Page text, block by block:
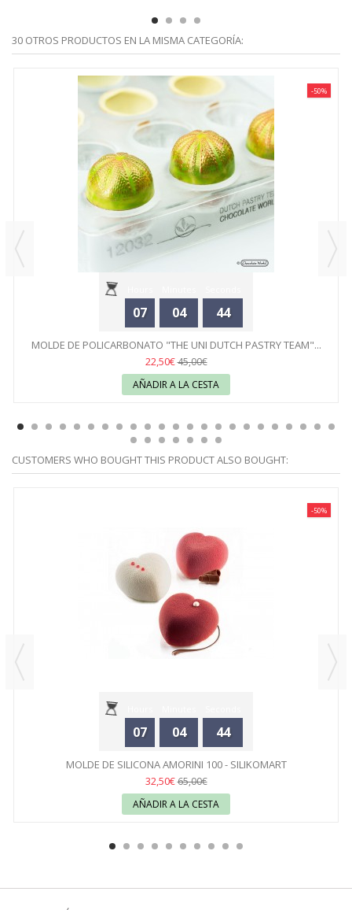
30 OTROS PRODUCTOS EN LA MISMA CATEGORÍA:
07 04 44
-50%
MOLDE DE POLICARBONATO "THE UNI DUTCH PASTRY TEAM"...
22,50€45,00€
AÑADIR A LA CESTA
CUSTOMERS WHO BOUGHT THIS PRODUCT ALSO BOUGHT:
07 04 44
-50%
MOLDE DE SILICONA AMORINI 100 - SILIKOMART
32,50€65,00€
AÑADIR A LA CESTA